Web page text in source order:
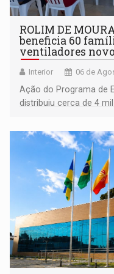
ROLIM DE
beneficia 60
ventiladores
Interior 06 de
Ação do Programa de
distribuiu cerca de 4
comunidade